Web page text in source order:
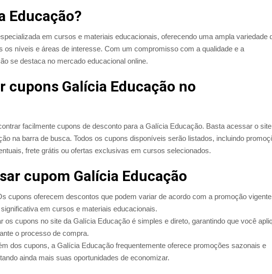
Educação?
em cursos e materiais educacionais, oferecendo uma ampla variedade
os níveis e áreas de interesse. Com um compromisso com a qualidade e a
se destaca no mercado educacional online.
cupons Galícia Educação no
facilmente cupons de desconto para a Galícia Educação. Basta acessar o
na barra de busca. Todos os cupons disponíveis serão listados, incluindo
frete grátis ou ofertas exclusivas em cursos selecionados.
cupom Galícia Educação
cupons oferecem descontos que podem variar de acordo com a promoção
em cursos e materiais educacionais.
os cupons no site da Galícia Educação é simples e direto, garantindo que você
o processo de compra.
dos cupons, a Galícia Educação frequentemente oferece promoções sazonais e
ainda mais suas oportunidades de economizar.